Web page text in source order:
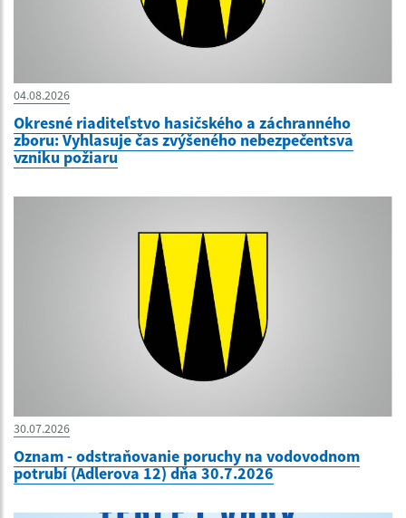
04.08.2026
Okresné riaditeľstvo hasičského a záchranného
zboru: Vyhlasuje čas zvýšeného nebezpečentsva
vzniku požiaru
30.07.2026
Oznam - odstraňovanie poruchy na vodovodnom
potrubí (Adlerova 12) dňa 30.7.2026